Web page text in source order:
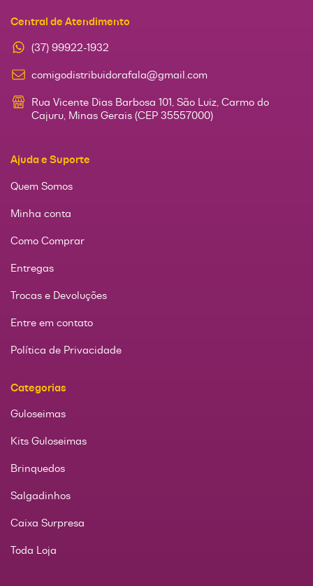
Central de Atendimento
(37) 99922-1932
comigodistribuidorafala@gmail.com
Rua Vicente Dias Barbosa 101, São Luiz, Carmo do
Cajuru, Minas Gerais (CEP 35557000)
Ajuda e Suporte
Quem Somos
Minha conta
Como Comprar
Entregas
Trocas e Devoluções
Entre em contato
Política de Privacidade
Categorias
Guloseimas
Kits Guloseimas
Brinquedos
Salgadinhos
Caixa Surpresa
Toda Loja